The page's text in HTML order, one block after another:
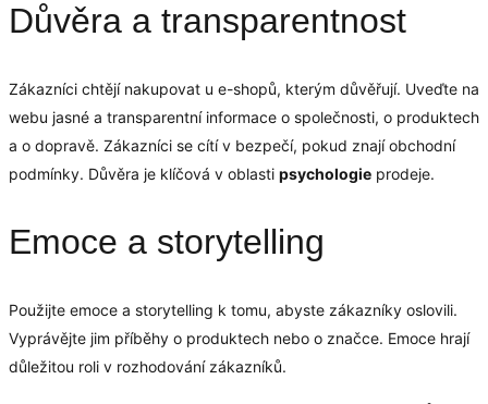
Důvěra a transparentnost
Zákazníci chtějí nakupovat u e-shopů, kterým důvěřují. Uveďte na
webu jasné a transparentní informace o společnosti, o produktech
a o dopravě. Zákazníci se cítí v bezpečí, pokud znají obchodní
podmínky. Důvěra je klíčová v oblasti psychologie prodeje.
Emoce a storytelling
Použijte emoce a storytelling k tomu, abyste zákazníky oslovili.
Vyprávějte jim příběhy o produktech nebo o značce. Emoce hrají
důležitou roli v rozhodování zákazníků.